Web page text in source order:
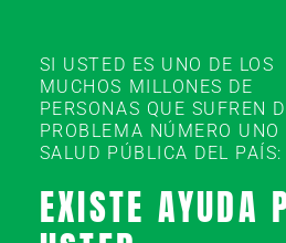
SI USTED ES UNO DE LOS
MUCHOS MILLONES DE
PERSONAS QUE SUFREN
PROBLEMA NÚMERO UNO
SALUD PÚBLICA DEL PAÍS:
EXISTE AYUDA